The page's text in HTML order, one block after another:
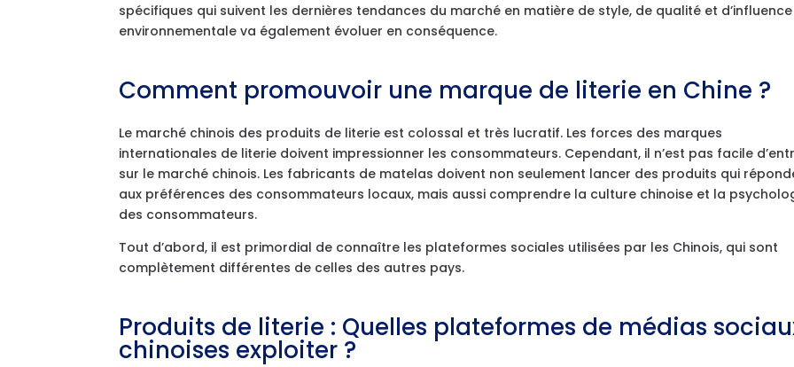
spécifiques qui suivent les dernières tendances du marché en matière de style, de qualité et d’influence
environnementale va également évoluer en conséquence.
Comment promouvoir une marque de literie en Chine ?
Le marché chinois des produits de literie est colossal et très lucratif. Les forces des marques
internationales de literie doivent impressionner les consommateurs. Cependant, il n’est pas facile
sur le marché chinois. Les fabricants de matelas doivent non seulement lancer des produits qui
aux préférences des consommateurs locaux, mais aussi comprendre la culture chinoise et la
des consommateurs.
Tout d’abord, il est primordial de connaître les plateformes sociales utilisées par les Chinois, qui sont
complètement différentes de celles des autres pays.
Produits de literie : Quelles plateformes de médias
chinoises exploiter ?